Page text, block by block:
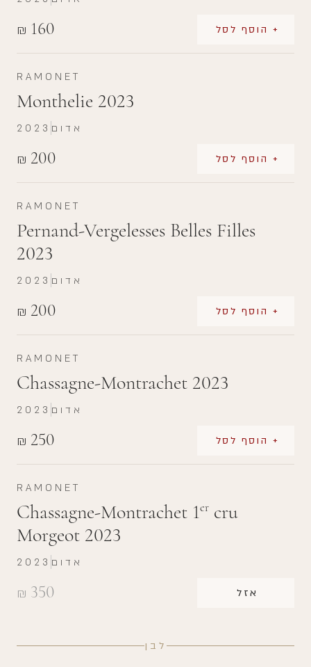
₪ 160 + הוסף לסל
RAMONET
Monthelie 2023
₪ 200 + הוסף לסל
2023 אדום
RAMONET
Pernand-Vergelesses Belles Filles
2023
₪ 200 + הוסף לסל
2023 אדום
RAMONET
Chassagne-Montrachet 2023
₪ 250 + הוסף לסל
2023 אדום
RAMONET
Chassagne-Montrachet 1er cru
Morgeot 2023
₪ 350 אזל
2023 אדום
לבן